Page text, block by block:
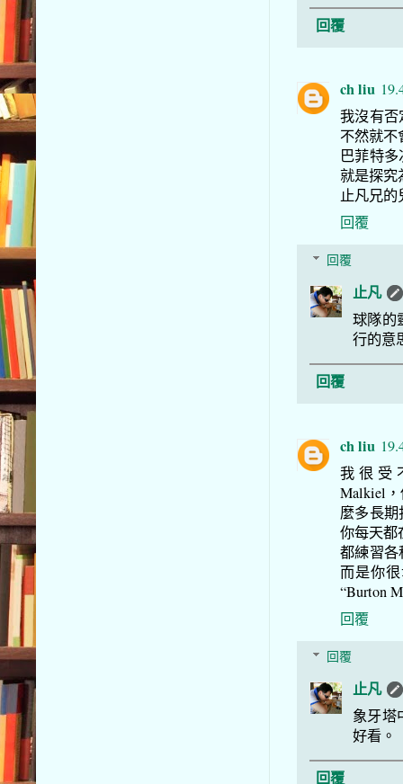
回覆
ch liu
我沒有
不然就不
巴菲特
就是探究
止凡兄的
回覆
回覆
止凡
球隊的
行的意
回覆
ch liu
我很受
Malkiel
麼多長
你每天都
都練習
而是你
“Burton
回覆
回覆
止凡
象牙塔
好看。
回覆